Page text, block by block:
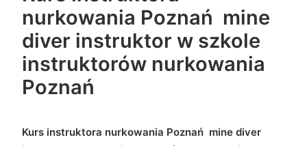
nurkowania Poznań mine
diver instruktor w szkole
instruktorów nurkowania
Poznań
Kurs instruktora nurkowania Poznań mine diver